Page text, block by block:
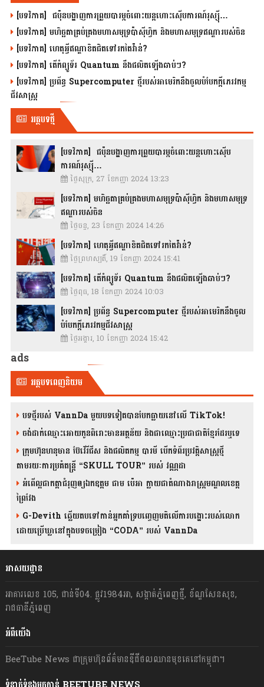
[បទវិភាគ] ជប៉ុនបង្ហាញការព្រួយបារម្ភចំពោះយន្តហោះស៊ើបការណ៍រុស្ស៊ី…
[បទវិភាគ] មហិច្ឆតាគ្រប់គ្រងមហាសមុទ្រប៉ាស៊ីហ្វិក និងមហាសមុទ្រឥណ្ឌារបស់ចិន
[បទវិភាគ] ហេតុអ្វីឥណ្ឌាខិតជិតទៅរកតៃវ៉ាន់?
[បទវិភាគ] តើកំព្យូទ័រ Quantum នឹងផលិតឡើងឆាប់ៗ?
[បទវិភាគ] ប្រព័ន្ធ Supercomputer ថ្មីរបស់អាមេរិកនឹងចូលបំបែកក្តីភេរវកម្ម
ជីវសាស្រ្ត
អត្ថបទថ្មី
[បទវិភាគ] ជប៉ុនបង្ហាញការព្រួយបារម្ភចំពោះយន្តហោះស៊ើប
ការណ៍រុស្ស៊ី…
ថ្ងៃសុក្រ, 27 ខែកញ្ញា 2024 13:23
[បទវិភាគ] មហិច្ឆតាគ្រប់គ្រងមហាសមុទ្រប៉ាស៊ីហ្វិក និងមហាសមុទ្រ
ឥណ្ឌារបស់ចិន
ថ្ងៃចន្ទ, 23 ខែកញ្ញា 2024 14:26
[បទវិភាគ] ហេតុអ្វីឥណ្ឌាខិតជិតទៅរកតៃវ៉ាន់?
ថ្ងៃព្រហស្បតិ៍, 19 ខែកញ្ញា 2024 15:41
[បទវិភាគ] តើកំព្យូទ័រ Quantum នឹងផលិតឡើងឆាប់ៗ?
ថ្ងៃពុធ, 18 ខែកញ្ញា 2024 10:03
[បទវិភាគ] ប្រព័ន្ធ Supercomputer ថ្មីរបស់អាមេរិកនឹងចូល
បំបែកក្តីភេរវកម្មជីវសាស្រ្ត
ថ្ងៃអង្គារ, 10 ខែកញ្ញា 2024 15:42
ads
អត្ថបទពេញនិយម
បទថ្មីរបស់ VannDa មួយបទទៀតបានបែកធ្លាយនៅលើ TikTok!
ចង់ដាក់ឈ្មោះអោយកូនពិរោះមានអត្ថន័យ និងជាឈ្មោះប្រជាជាតិខ្មែរដែរឬទេ
ក្រុមហ៊ុនហនុមាន ប៊ែវើរីជីស និង​ផលិតកម្ម បារមី​ បើកទំព័រប្រវត្តិសាស្ត្រថ្មី
តាមរយៈការប្រគំតន្រ្តី “SKULL TOUR” របស់ វណ្ណដា
អំពើល្អជាកត្តាជំរុញឲ្យឯកឧត្តម ជាម ប៉េអា ក្លាយជាតំណាងរាស្ត្រមណ្ឌលខេត្ត
ព្រៃវែង
G-Devith ឆ្លើយតបទៅកាន់អ្នកគាំទ្របញ្ចេញមតិលើការបង្ហោះរបស់លោក
ដោយប្រើឃ្លានៅក្នុងបទចម្រៀង “CODA” រ​​​បស់ VannDa
អាសយដ្ឋាន
អាគារលេខ 105, ជាន់ទី04. ផ្លូវ1984អា, សង្កាត់ភ្នំពេញថ្មី, ខ័ណ្ឌសែនសុខ,
រាជធានីភ្នំពេញ
អំពីយើង
BeeTube News ជា​ក្រុមហ៊ុន​ព័ត៌មាន​ឌីជីថលឈាន​មុខ​គេ​នៅ​កម្ពុជា។